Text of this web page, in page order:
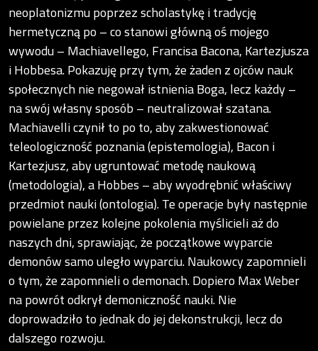
neoplatonizmu poprzez scholastykę i tradycję
hermetyczną po – co stanowi główną oś mojego
wywodu – Machiavellego, Francisa Bacona, Kartezjusza
i Hobbesa. Pokazuję przy tym, że żaden z ojców nauk
społecznych nie negował istnienia Boga, lecz każdy –
na swój własny sposób – neutralizował szatana.
Machiavelli czynił to po to, aby zakwestionować
teleologiczność poznania (epistemologia), Bacon i
Kartezjusz, aby ugruntować metodę naukową
(metodologia), a Hobbes – aby wyodrębnić właściwy
przedmiot nauki (ontologia). Te operacje były następnie
powielane przez kolejne pokolenia myślicieli aż do
naszych dni, sprawiając, że początkowe wyparcie
demonów samo uległo wyparciu. Naukowcy zapomnieli
o tym, że zapomnieli o demonach. Dopiero Max Weber
na powrót odkrył demoniczność nauki. Nie
doprowadziło to jednak do jej dekonstrukcji, lecz do
dalszego rozwoju.